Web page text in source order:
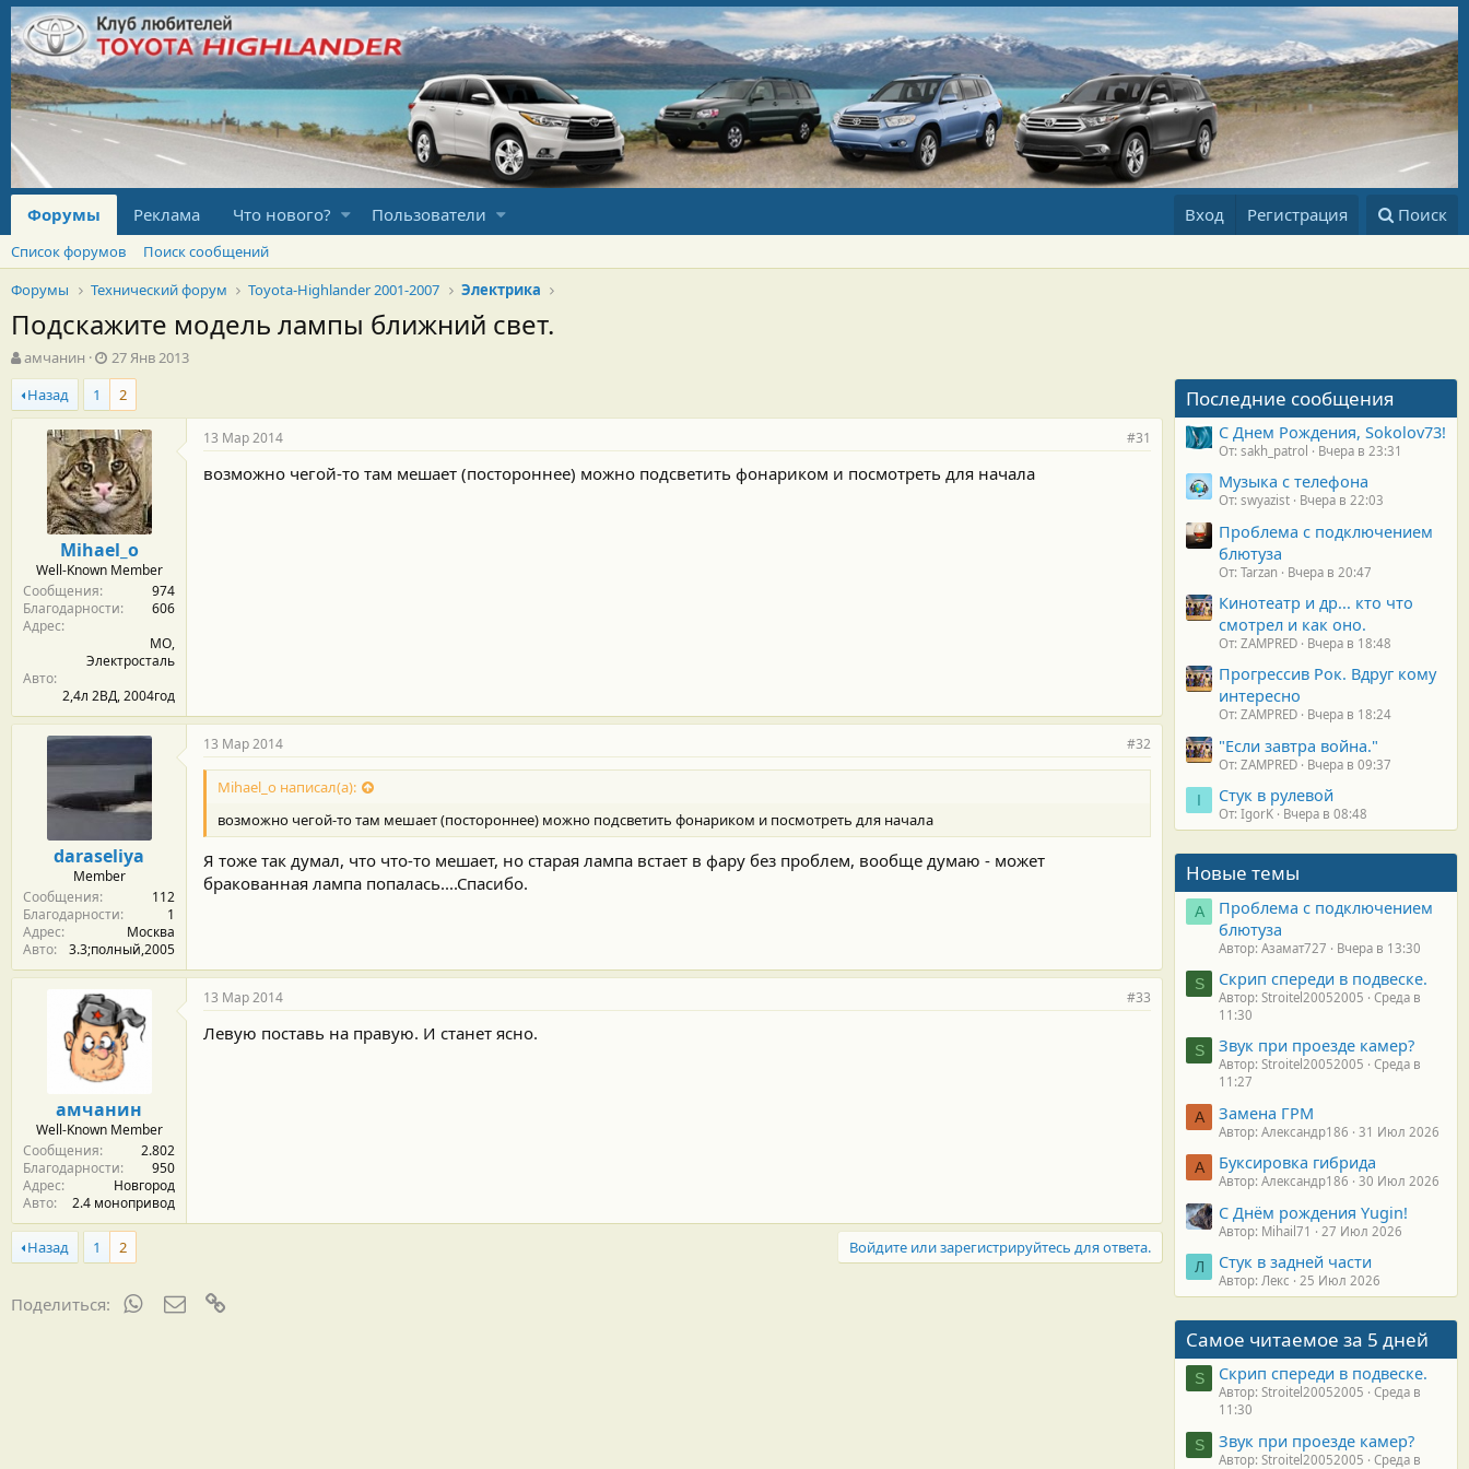
Форумы Реклама Что нового? Пользователи Вход Регистрация Поиск
Список форумов
Поиск сообщений
Форумы
Технический форум Toyota-Highlander 2001-2007 Электрика
Подскажите модель лампы ближний свет.
А
в
т
о
амчанин
Д
а
а
н
а
ч
а
л
а
27 Янв 2013
Назад
1 2
Mihael_o
Well-Known Member
Сообщения
974
Благодарности
606
Адрес
МО,
Электросталь
Авто
2,4л 2ВД, 2004год
13 Мар 2014 #31
возможно чегой-то там мешает (постороннее) можно подсветить фонариком и посмотреть для начала
daraseliya
Member
Сообщения
112
Благодарности
1
Адрес
Москва
Авто
3.3;полный,2005
13 Мар 2014 #32
Mihael_o написал(а):
возможно чегой-то там мешает (постороннее) можно подсветить фонариком и посмотреть для начала
Я тоже так думал, что что-то мешает, но старая лампа встает в фару без проблем, вообще думаю - может
бракованная лампа попалась....Спасибо.
амчанин
Well-Known Member
Сообщения
2.802
Благодарности
950
Адрес
Новгород
Авто
2.4 монопривод
13 Мар 2014 #33
Левую поставь на правую. И станет ясно.
Назад 1 2 Войдите или зарегистрируйтесь для ответа.
Поделиться: WhatsAppЭлектронная почта
Последние сообщения
С Днем Рождения, Sokolov73!
От: sakh_patrol Вчера в 23:31
Музыка с телефона
От: swyazist Вчера в 22:03
Проблема с подключением
блютуза
От: Tarzan Вчера в 20:47
Кинотеатр и др... кто что
смотрел и как оно.
От: ZAMPRED Вчера в 18:48
Прогрессив Рок. Вдруг кому
интересно
От: ZAMPRED Вчера в 18:24
"Если завтра война."
От: ZAMPRED Вчера в 09:37
I Стук в рулевой
От: IgorK Вчера в 08:48
Новые темы
А
Проблема с подключением
блютуза
Автор: Азамат727 Вчера в 13:30
S Скрип спереди в подвеске.
Автор: Stroitel20052005
Среда в
11:30
S Звук при проезде камер?
Автор: Stroitel20052005
Среда в
11:27
А Замена ГРМ
Автор: Александр186 31 Июл 2026
А Буксировка гибрида
Автор: Александр186 30 Июл 2026
С Днём рождения Yugin!
Автор: Mihail71 27 Июл 2026
Л Стук в задней части
Автор: Лекс 25 Июл 2026
Самое читаемое за 5 дней
S Скрип спереди в подвеске.
Автор: Stroitel20052005
Среда в
11:30
S Звук при проезде камер?
Автор: Stroitel20052005
Среда в